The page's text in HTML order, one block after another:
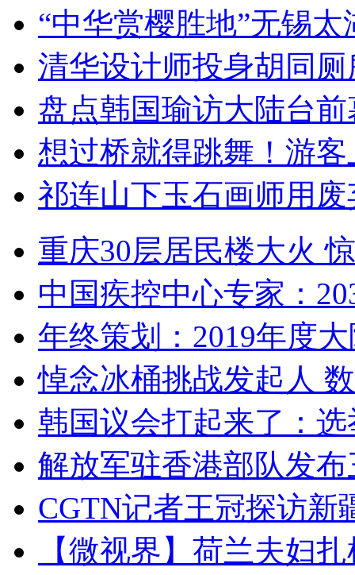
“中华赏樱胜地”无锡
清华设计师投身胡同
盘点韩国瑜访大陆台
想过桥就得跳舞！游客
祁连山下玉石画师用
重庆30层居民楼大火
中国疾控中心专家：
年终策划：2019年度
悼念冰桶挑战发起人
韩国议会打起来了：
解放军驻香港部队发
CGTN记者王冠探访新
【微视界】荷兰夫妇